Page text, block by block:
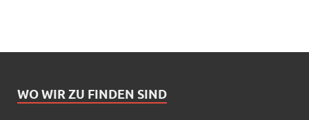
WO WIR ZU FINDEN SIND